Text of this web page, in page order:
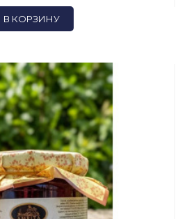
В КОРЗИНУ